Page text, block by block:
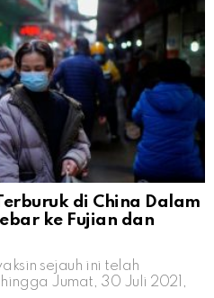
di China Dalam
ke Fujian dan
sejauh ini telah
Jumat, 30 Juli 2021,